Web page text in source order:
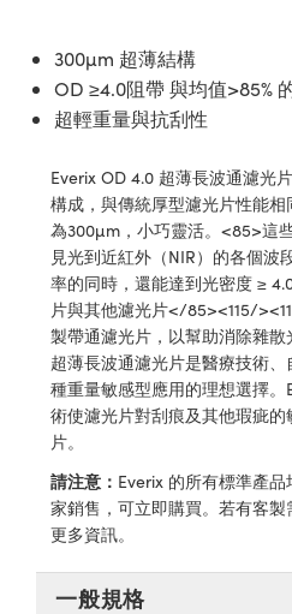
| 雷射光學
Sputtering) Coated Optics |
濺鍍）鍍膜光學元件
Elements (DOE) | 繞射光
| 雷射稜鏡
體視顯微鏡系統
Filters | 顯微鏡濾光片
Lenses | 變焦鏡頭模組
Targets | 顯微鏡標靶
Stage Micrometers | 刻劃板或
Mechanics | 顯微鏡用結構件
and Couplers | 中繼鏡或耦合鏡
Direct Microscopes | 袖珍顯微鏡
放大鏡
and Optomechanics |
Interface Cameras | 高速接口相
| 模擬相機
| 成像系統
Production
Development Systems
Optical Company
Components
Labs™
300µm 超薄結構
OD ≥4.0阻帶 與均值>85%
超輕重量與抗刮性
Everix OD 4.0 超薄長波通濾光
構成，與傳統厚型濾光片性能
為300µm，小巧靈活。<85>這
見光到近紅外（NIR）的各個波
率的同時，還能達到光密度 ≥
片與其他濾光片</85><115/
製帶通濾光片，以幫助消除雜
超薄長波通濾光片是醫療技術
種重量敏感型應用的理想選擇
術使濾光片對刮痕及其他瑕疵
片。
請注意： Everix 的所有標準產
家銷售，可立即購買。若有客製
更多資訊。
一般規格